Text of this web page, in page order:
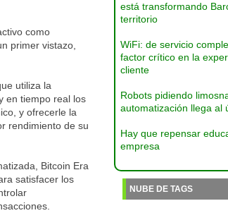
como
primer vistazo,
utiliza la
en tiempo real los
y ofrecerle la
rendimiento de su
Bitcoin Era
satisfacer los
está transformando
territorio
WiFi: de servicio
factor crítico en la
cliente
Robots pidiendo
automatización llega al
Hay que repensar
empresa
NUBE DE TAGS